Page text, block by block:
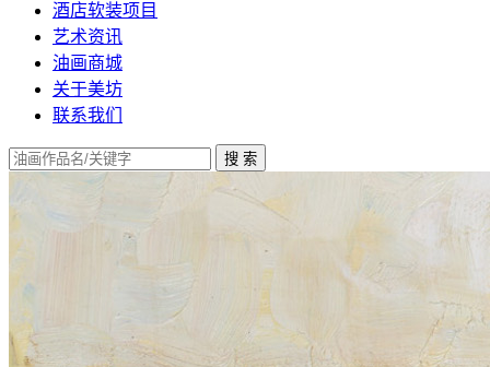
酒店软装项目
艺术资讯
油画商城
关于美坊
联系我们